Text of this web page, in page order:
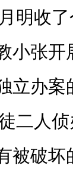
明收
小张
立办案
二人
被破